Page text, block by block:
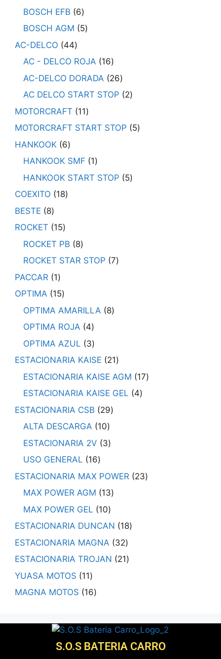
BOSCH EFB
6
BOSCH AGM
5
AC-DELCO
44
AC - DELCO ROJA
16
AC-DELCO DORADA
26
AC DELCO START STOP
2
MOTORCRAFT
11
MOTORCRAFT START STOP
5
HANKOOK 6
HANKOOK SMF
1
HANKOOK START STOP
5
COEXITO
18
BESTE
8
ROCKET
15
ROCKET PB
8
ROCKET STAR STOP 7
PACCAR
1
OPTIMA
15
OPTIMA AMARILLA
8
OPTIMA ROJA
4
OPTIMA AZUL
3
ESTACIONARIA KAISE
21
ESTACIONARIA KAISE AGM
17
ESTACIONARIA KAISE GEL
4
ESTACIONARIA CSB
29
ALTA DESCARGA
10
ESTACIONARIA 2V
3
USO GENERAL
16
ESTACIONARIA MAX POWER
23
MAX POWER AGM
13
MAX POWER GEL
10
ESTACIONARIA DUNCAN
18
ESTACIONARIA MAGNA
32
ESTACIONARIA TROJAN
21
YUASA MOTOS
11
MAGNA MOTOS
16
S.O.S BATERIA CARRO